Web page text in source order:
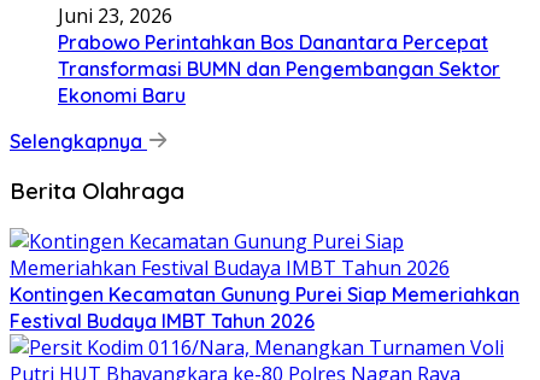
Juni 23, 2026
Prabowo Perintahkan Bos Danantara Percepat
Transformasi BUMN dan Pengembangan Sektor
Ekonomi Baru
Selengkapnya
Berita Olahraga
Kontingen Kecamatan Gunung Purei Siap Memeriahkan
Festival Budaya IMBT Tahun 2026